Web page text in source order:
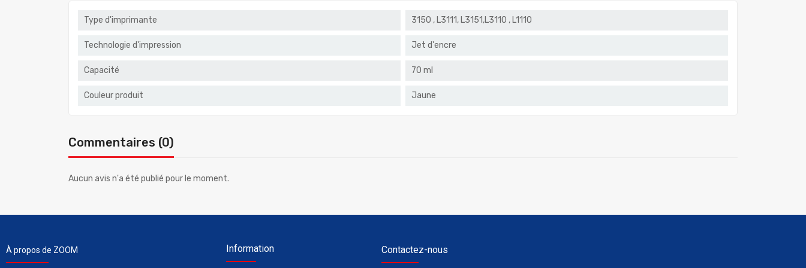
Type d'imprimante 3150 , L3111, L3151,L3110 , L1110
Technologie d'impression Jet d'encre
Capacité 70 ml
Couleur produit Jaune
Commentaires (0)
Aucun avis n'a été publié pour le moment.
À propos de ZOOM Information Contactez-nous